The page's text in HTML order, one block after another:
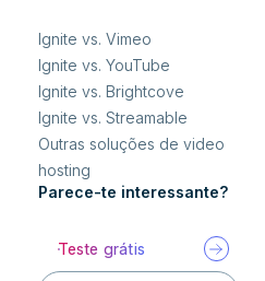
Ignite vs. Vimeo
Ignite vs. YouTube
Ignite vs. Brightcove
Ignite vs. Streamable
Outras soluções de video
hosting
Parece-te interessante?
Teste grátis